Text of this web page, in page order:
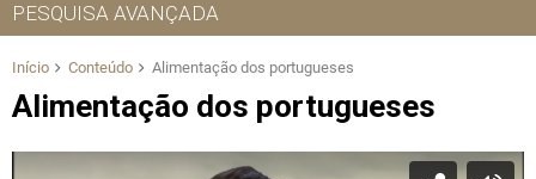
PESQUISA AVANÇADA
Início Conteúdo Alimentação dos portugueses
Alimentação dos portugueses